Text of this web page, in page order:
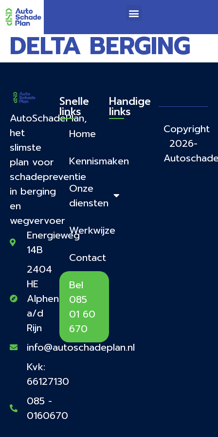
DELTA BERGING
AutoSchadePlan,
het
slimste
plan voor
schadepreventie
in berging
en
wegvervoer
Energieweg
14B
2404
HE
Alphen
a/d
Rijn
info@autoschadeplan.nl
Kvk:
66127130
085 -
0160670
Snelle
links
Home
Kennismaken
Onze
diensten
Werkwijze
Contact
Bel
085
01 60
670
Handige
links
Copyright
2026-